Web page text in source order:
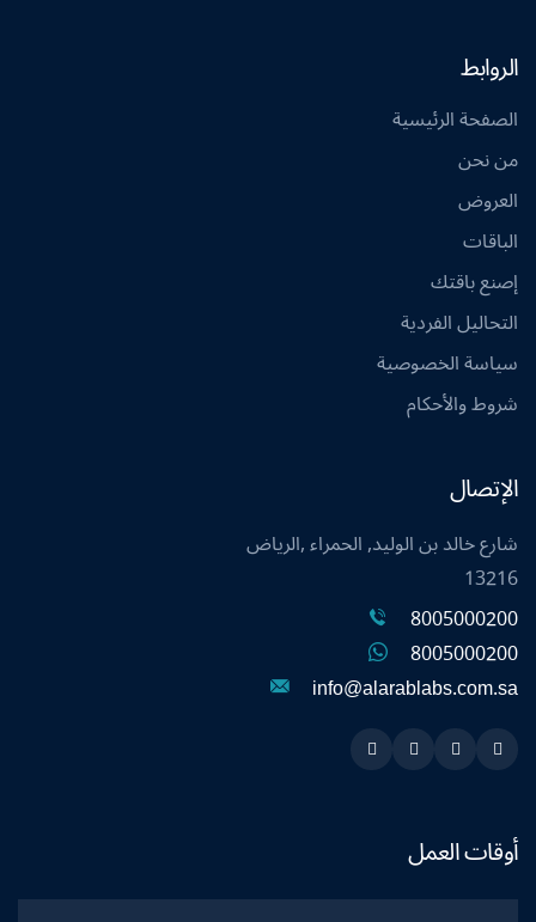
الروابط
الصفحة الرئيسية
من نحن
العروض
الباقات
إصنع باقتك
التحاليل الفردية
سياسة الخصوصية
شروط والأحكام
الإتصال
شارع خالد بن الوليد, الحمراء ,الرياض
13216
8005000200
8005000200
info@alarablabs.com.sa
Snapchat
Twitter
Linkedin
Instagram
أوقات العمل